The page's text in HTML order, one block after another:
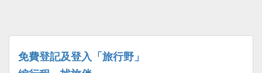
免費登記及登入「旅行野」